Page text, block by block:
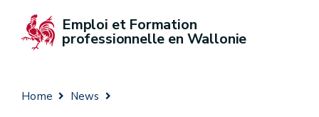
Emploi et Formation
professionnelle en Wallonie
Home News